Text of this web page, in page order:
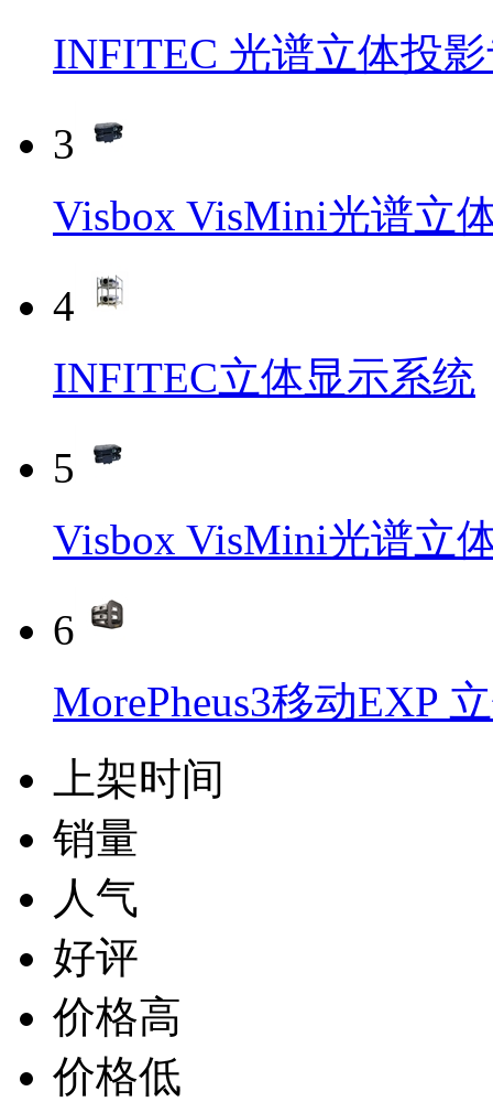
INFITEC 光谱立体投
3
Visbox VisMini光谱立
4
INFITEC立体显示系统
5
Visbox VisMini光谱立
6
MorePheus3移动EXP
上架时间
销量
人气
好评
价格高
价格低